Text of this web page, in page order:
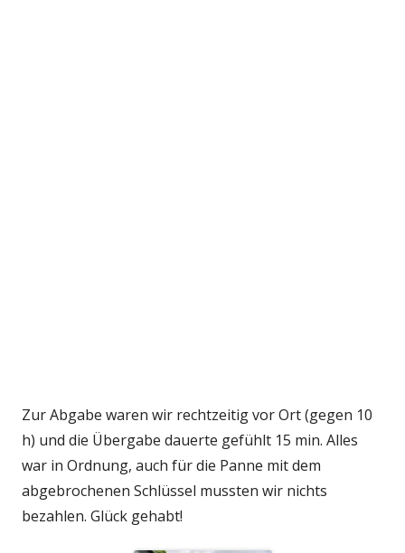
Zur Abgabe waren wir rechtzeitig vor Ort (gegen 10
h) und die Übergabe dauerte gefühlt 15 min. Alles
war in Ordnung, auch für die Panne mit dem
abgebrochenen Schlüssel mussten wir nichts
bezahlen. Glück gehabt!